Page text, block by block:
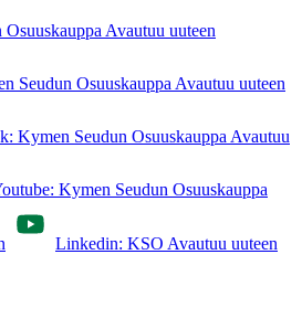
Avautuu uuteen
Seudun Osuuskauppa Avautuu uuteen
Kymen Seudun Osuuskauppa Avautuu
Kymen Seudun Osuuskauppa
Linkedin: KSO Avautuu uuteen